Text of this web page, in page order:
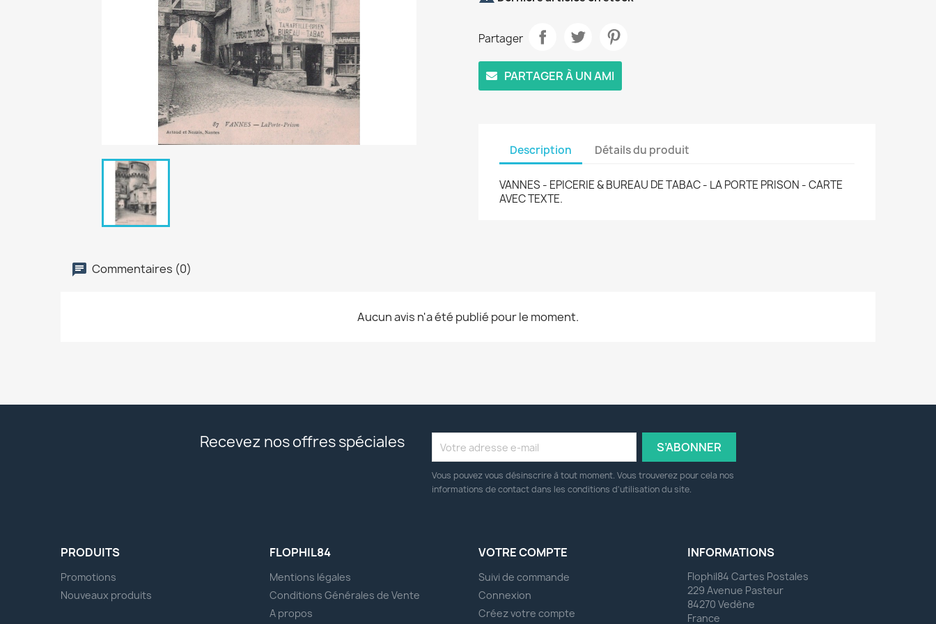
Partager
PARTAGER À UN AMI
Description Détails du produit
VANNES - EPICERIE & BUREAU DE TABAC - LA PORTE PRISON - CARTE
AVEC TEXTE.
Commentaires (0)
Aucun avis n'a été publié pour le moment.
Recevez nos offres spéciales
Vous pouvez vous désinscrire à tout moment. Vous trouverez pour cela nos
informations de contact dans les conditions d'utilisation du site.
PRODUITS
Promotions
Nouveaux produits
FLOPHIL84
Mentions légales
Conditions Générales de Vente
A propos
VOTRE COMPTE
Suivi de commande
Connexion
Créez votre compte
INFORMATIONS
Flophil84 Cartes Postales
229 Avenue Pasteur
84270 Vedène
France